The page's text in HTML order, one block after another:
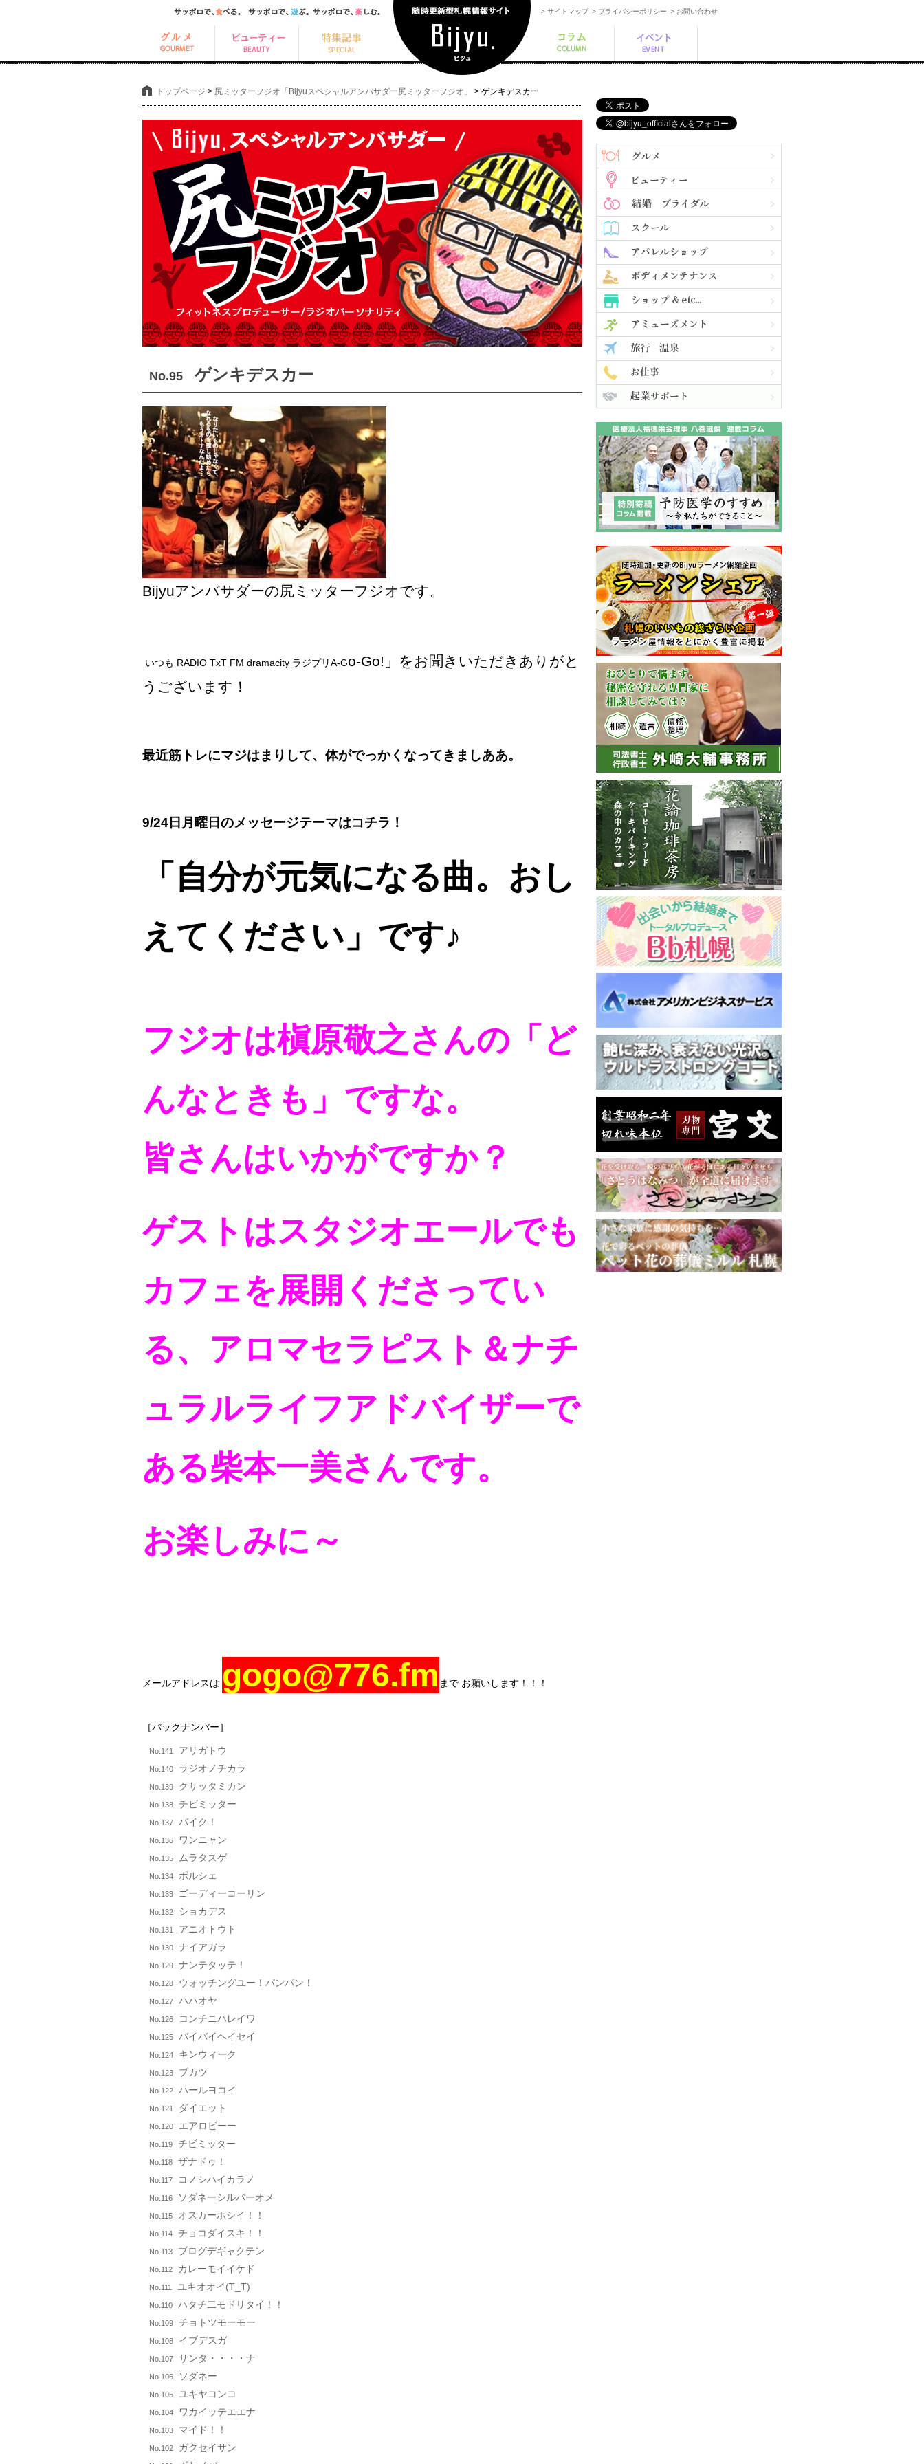
> サイトマップ > プライバシーポリシー > お問い合わせ
トップページ > 尻ミッターフジオ「Bijyuスペシャルアンバサダー尻ミッターフジオ」 > ゲンキデスカー
No.95 ゲンキデスカー
Bijyuアンバサダーの尻ミッターフジオです。
いつも RADIO TxT FM dramacity ラジプリA-Go-Go! 」をお聞きいただきありがと
うございます！
最近筋トレにマジはまりして、体がでっかくなってきましああ。
9/24日月曜日のメッセージテーマはコチラ！
「自分が元気になる曲。おし
えてください 」です♪
フジオは槇原敬之さんの「ど
んなときも」ですな。
皆さんはいかがですか？
ゲストはスタジオエールでも
カフェを展開くださってい
る、アロマセラピスト＆ナチ
ュラルライフアドバイザーで
ある柴本一美さんです。
お楽しみに～
メールアドレスは gogo@776.fm まで お願いします！！！
［バックナンバー］
No.141 アリガトウ
No.140 ラジオノチカラ
No.139 クサッタミカン
No.138 チビミッター
No.137 バイク！
No.136 ワンニャン
No.135 ムラタスゲ
No.134 ポルシェ
No.133 ゴーディーコーリン
No.132 ショカデス
No.131 アニオトウト
No.130 ナイアガラ
No.129 ナンテタッテ！
No.128 ウォッチングユー！パンパン！
No.127 ハハオヤ
No.126 コンチニハレイワ
No.125 バイバイヘイセイ
No.124 キンウィーク
No.123 ブカツ
No.122 ハールヨコイ
No.121 ダイエット
No.120 エアロビーー
No.119 チビミッター
No.118 ザナドゥ！
No.117 コノシハイカラノ
No.116 ソダネーシルバーオメ
No.115 オスカーホシイ！！
No.114 チョコダイスキ！！
No.113 ブログデギャクテン
No.112 カレーモイイケド
No.111 ユキオオイ(T_T)
No.110 ハタチ二モドリタイ！！
No.109 チョトツモーモー
No.108 イブデスガ
No.107 サンタ・・・・ナ
No.106 ソダネー
No.105 ユキヤコンコ
No.104 ワカイッテエエナ
No.103 マイド！！
No.102 ガクセイサン